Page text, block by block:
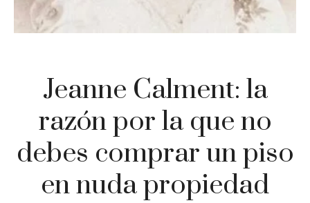
Jeanne Calment: la
razón por la que no
debes comprar un piso
en nuda propiedad